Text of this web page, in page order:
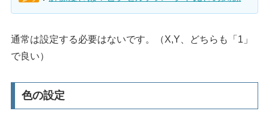
通常は設定する必要はないです。（X,Y、どちらも「1」
で良い）
色の設定